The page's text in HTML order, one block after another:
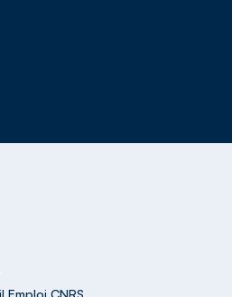
sky
CNRS